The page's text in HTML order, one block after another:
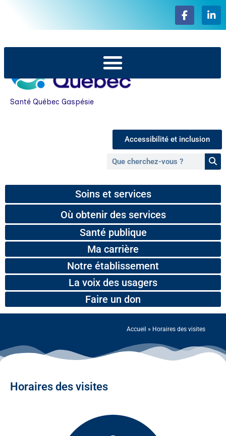
Santé Québec Gaspésie
Accessibilité et inclusion
Soins et services
Où obtenir des services
Santé publique
Ma carrière
Notre établissement
La voix des usagers
Faire un don
Accueil » Horaires des visites
Horaires des visites